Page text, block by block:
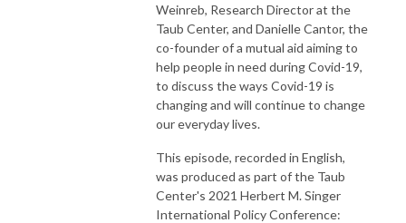
Weinreb, Research Director at the
Taub Center, and Danielle Cantor, the
co-founder of a mutual aid aiming to
help people in need during Covid-19,
to discuss the ways Covid-19 is
changing and will continue to change
our everyday lives.
This episode, recorded in English,
was produced as part of the Taub
Center's 2021 Herbert M. Singer
International Policy Conference: